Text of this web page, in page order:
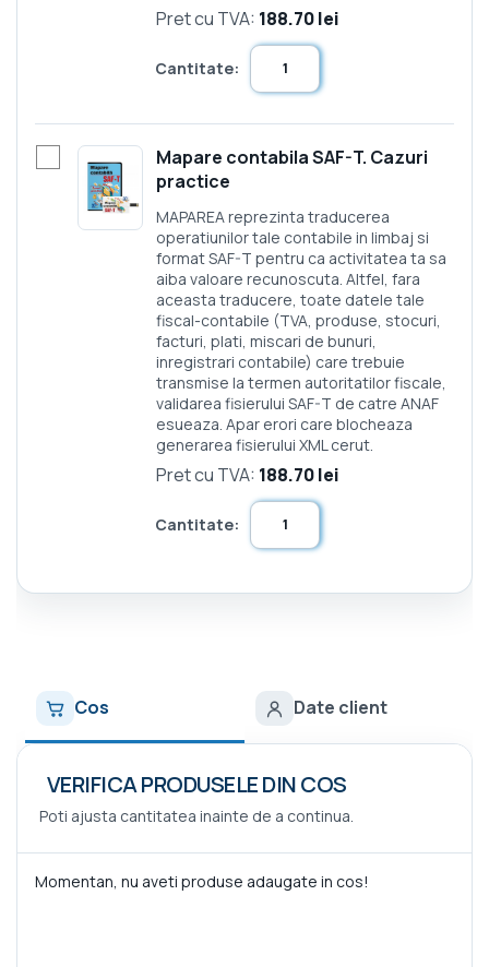
Pret cu TVA: 188.70 lei
Cantitate:
Mapare contabila SAF-T. Cazuri
practice
MAPAREA reprezinta traducerea
operatiunilor tale contabile in limbaj si
format SAF-T pentru ca activitatea ta sa
aiba valoare recunoscuta. Altfel, fara
aceasta traducere, toate datele tale
fiscal-contabile (TVA, produse, stocuri,
facturi, plati, miscari de bunuri,
inregistrari contabile) care trebuie
transmise la termen autoritatilor fiscale,
validarea fisierului SAF-T de catre ANAF
esueaza. Apar erori care blocheaza
generarea fisierului XML cerut.
Pret cu TVA: 188.70 lei
Cantitate:
Cos Date client
VERIFICA PRODUSELE DIN COS
Poti ajusta cantitatea inainte de a continua.
Momentan, nu aveti produse adaugate in cos!